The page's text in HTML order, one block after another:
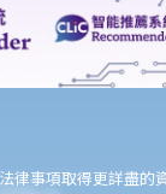
律事項取得更詳盡的